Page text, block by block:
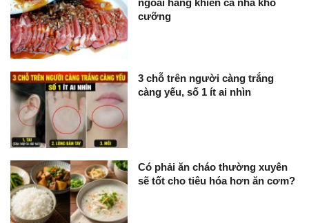
ngoài hàng khiến cả nhà khó
cưỡng
3 chỗ trên người càng trắng
càng yếu, số 1 ít ai nhìn
Có phải ăn cháo thường xuyên
sẽ tốt cho tiêu hóa hơn ăn cơm?